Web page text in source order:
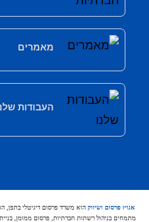
מאמרים
העבודות
אגו״ז פרסום ושיווק הוא משרד פרסום דיגיטלי בתפן,
מתמחים בניהול רשתות חברתיות, פרסום ממומן,